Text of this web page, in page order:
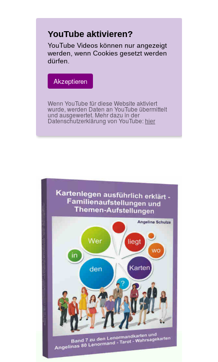
YouTube aktivieren?
YouTube Videos können nur angezeigt
werden, wenn Cookies gesetzt werden
dürfen.
Akzeptieren
Wenn YouTube für diese Website aktiviert
wurde, werden Daten an YouTube übermittelt
und ausgewertet. Mehr dazu in der
Datenschutzerklärung von YouTube: hier